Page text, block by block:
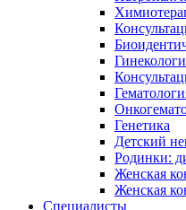
Генетика
Детский
Родинки:
Женская
Женская
Специалисты